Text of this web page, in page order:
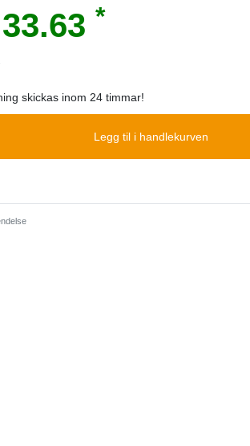
*
skickas inom 24 timmar!
Legg til i handlekurven